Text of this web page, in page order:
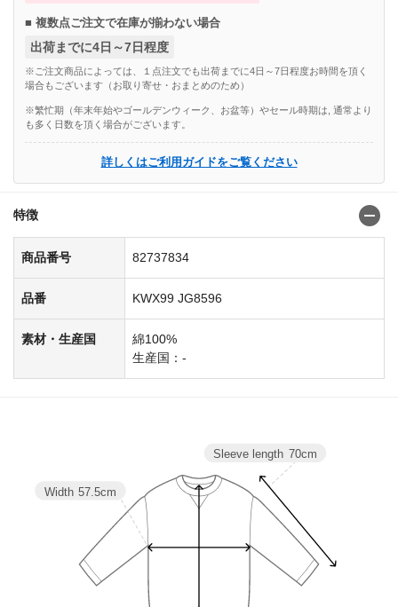
■ 複数点ご注文で在庫が揃わない場合
出荷までに4日～7日程度
※ご注文商品によっては、１点注文でも出荷までに4日～7日程度お時間を頂く
場合もございます（お取り寄せ・おまとめのため）
※繁忙期（年末年始やゴールデンウィーク、お盆等）やセール時期は, 通常より
も多く日数を頂く場合がございます。
詳しくはご利用ガイドをご覧ください
特徴
商品番号 82737834
品番 KWX99 JG8596
素材・生産国
綿100%
生産国：-
Sleeve length 70cm
Width 57.5cm